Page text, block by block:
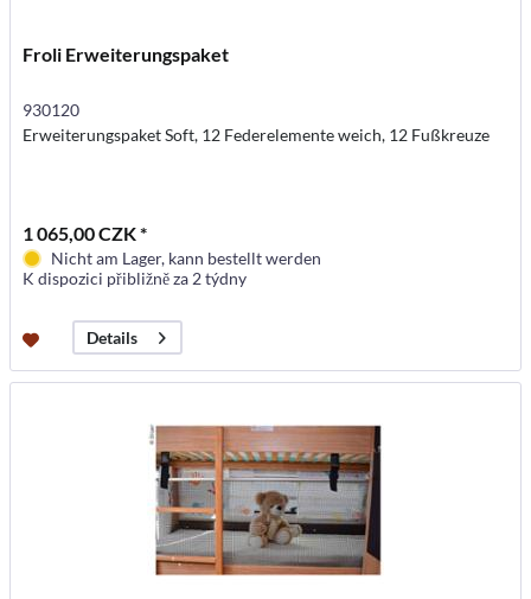
Froli Erweiterungspaket
930120
Erweiterungspaket Soft, 12 Federelemente weich, 12 Fußkreuze
1 065,00 CZK *
Nicht am Lager, kann bestellt werden
K dispozici přibližně za 2 týdny
Details